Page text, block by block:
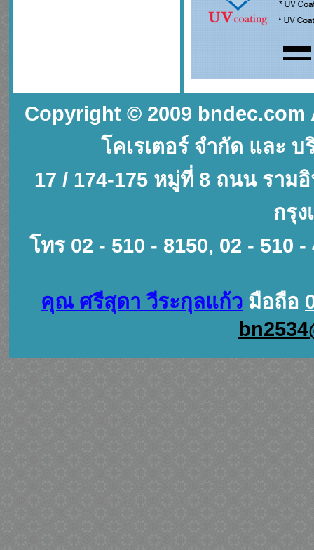
Copyright © 2009 bndec.com
โคเรเตอร์ จำกัด และ
17 / 174-175 หมู่ที่ 8 ถนน ราม
กรุง
โทร 02 - 510 - 8150, 02 - 510
คุณ ศรีสุดา วีระกุลแก้ว มือถือ